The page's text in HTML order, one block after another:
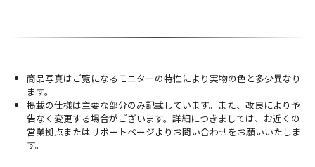
商品写真はご覧になるモニターの特性により実物の色と多少異なり
ます。
掲載の仕様は主要な部分のみ記載しています。また、改良により予
告なく変更する場合がございます。詳細につきましては、お近くの
営業拠点またはサポートページよりお問い合わせをお願いいたしま
す。